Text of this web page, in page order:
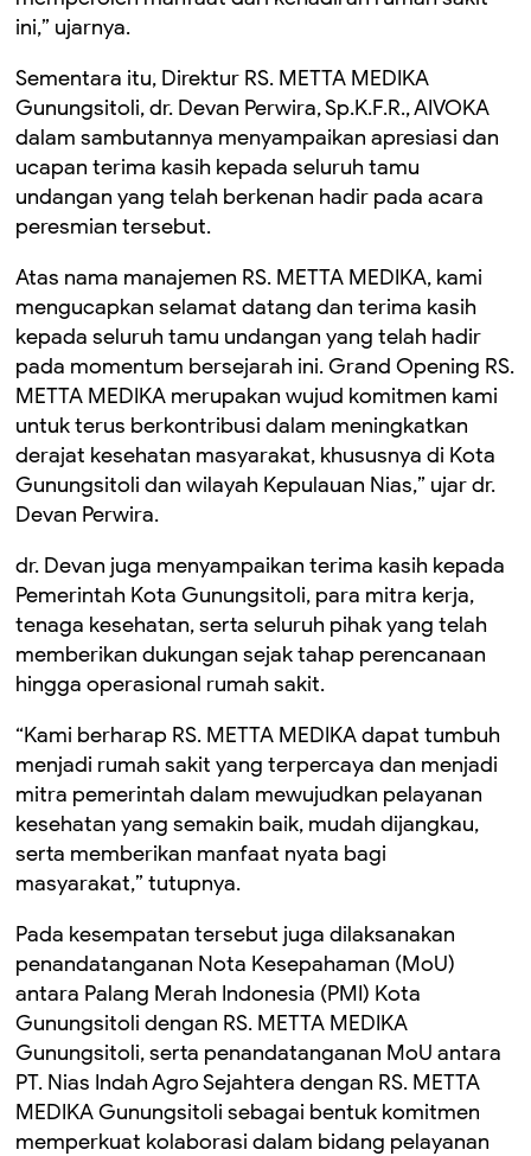
ini,” ujarnya.
Sementara itu, Direktur RS. METTA MEDIKA
Gunungsitoli, dr. Devan Perwira, Sp.K.F.R., AIVOKA
dalam sambutannya menyampaikan apresiasi dan
ucapan terima kasih kepada seluruh tamu
undangan yang telah berkenan hadir pada acara
peresmian tersebut.
Atas nama manajemen RS. METTA MEDIKA, kami
mengucapkan selamat datang dan terima kasih
kepada seluruh tamu undangan yang telah hadir
pada momentum bersejarah ini. Grand Opening RS.
METTA MEDIKA merupakan wujud komitmen kami
untuk terus berkontribusi dalam meningkatkan
derajat kesehatan masyarakat, khususnya di Kota
Gunungsitoli dan wilayah Kepulauan Nias,” ujar dr.
Devan Perwira.
dr. Devan juga menyampaikan terima kasih kepada
Pemerintah Kota Gunungsitoli, para mitra kerja,
tenaga kesehatan, serta seluruh pihak yang telah
memberikan dukungan sejak tahap perencanaan
hingga operasional rumah sakit.
“Kami berharap RS. METTA MEDIKA dapat tumbuh
menjadi rumah sakit yang terpercaya dan menjadi
mitra pemerintah dalam mewujudkan pelayanan
kesehatan yang semakin baik, mudah dijangkau,
serta memberikan manfaat nyata bagi
masyarakat,” tutupnya.
Pada kesempatan tersebut juga dilaksanakan
penandatanganan Nota Kesepahaman (MoU)
antara Palang Merah Indonesia (PMI) Kota
Gunungsitoli dengan RS. METTA MEDIKA
Gunungsitoli, serta penandatanganan MoU antara
PT. Nias Indah Agro Sejahtera dengan RS. METTA
MEDIKA Gunungsitoli sebagai bentuk komitmen
memperkuat kolaborasi dalam bidang pelayanan